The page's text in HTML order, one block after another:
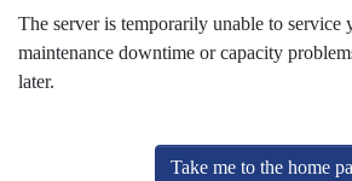
The server is temporarily unable to service
maintenance downtime or capacity
later.
Take me to the home